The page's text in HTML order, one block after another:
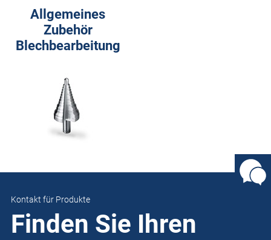
Allgemeines
Zubehör
Blechbearbeitung
Kontakt für Produkte
Finden Sie Ihren